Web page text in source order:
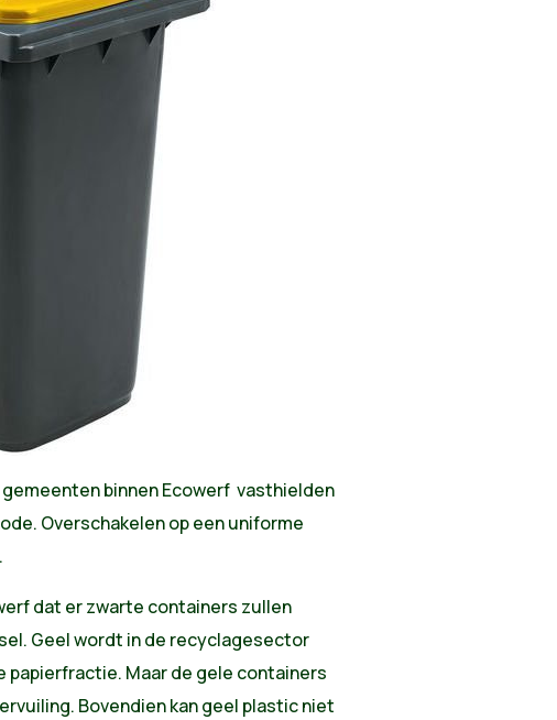
binnen Ecowerf vasthielden
Overschakelen op een uniforme
dat er zwarte containers zullen
Geel wordt in de recyclagesector
Maar de gele containers
Bovendien kan geel plastic niet